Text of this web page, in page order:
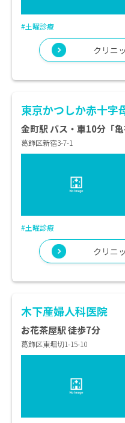
#土曜診療
クリニ
東京かつしか赤十字
金町駅 バス・車10分「
葛飾区新宿3-7-1
#土曜診療
クリニ
木下産婦人科医院
お花茶屋駅 徒歩7分
葛飾区東堀切1-15-10